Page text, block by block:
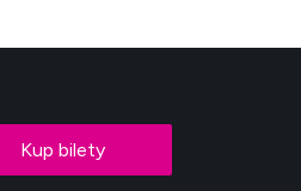
Kup bilety